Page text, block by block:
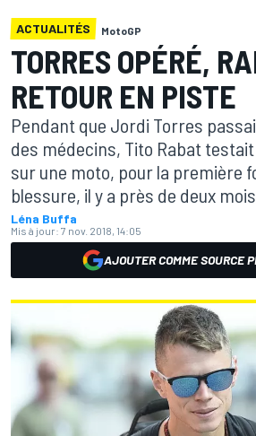
ACTUALITÉS MotoGP
TORRES OPÉRÉ,
RETOUR EN PISTE
Pendant que Jordi Torres
des médecins, Tito Rabat
sur une moto, pour la première
blessure, il y a près de deux
Léna Buffa
Mis à jour: 7 nov. 2018, 14:05
AJOUTER COMME SOURCE